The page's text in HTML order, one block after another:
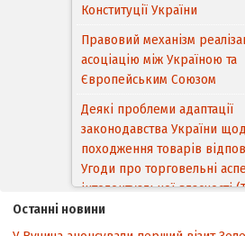
Конституції України
Правовий механізм
асоціацію між Україною та
Європейським Cоюзом
Деякі проблеми адаптації
законодавства України
походження товарів
Угоди про торговельні
інтелектуальної власності
контексті євроінтеграції
Останні новини